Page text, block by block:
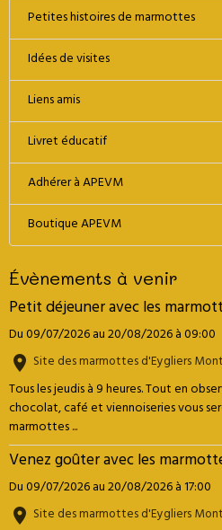
Petites histoires de marmottes
Idées de visites
Liens amis
Livret éducatif
Adhérer à APEVM
Boutique APEVM
Évènements à venir
Petit déjeuner avec les
Du 09/07/2026au 20/08/2026à 09:00
Site des marmottes d'Eygliers
Tous les jeudis à 9 heures. Tout en
chocolat, café et viennoiseries vous
marmottes ...
Venez goûter avec les
Du 09/07/2026au 20/08/2026à 17:00
Site des marmottes d'Eygliers